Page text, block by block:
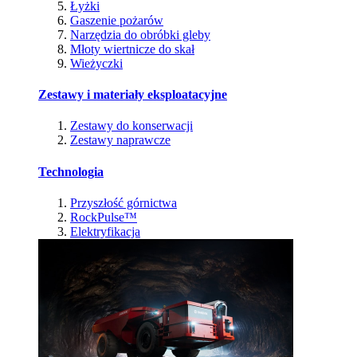
Łyżki
Gaszenie pożarów
Narzędzia do obróbki gleby
Młoty wiertnicze do skał
Wieżyczki
Zestawy i materiały eksploatacyjne
Zestawy do konserwacji
Zestawy naprawcze
Technologia
Przyszłość górnictwa
RockPulse™
Elektryfikacja